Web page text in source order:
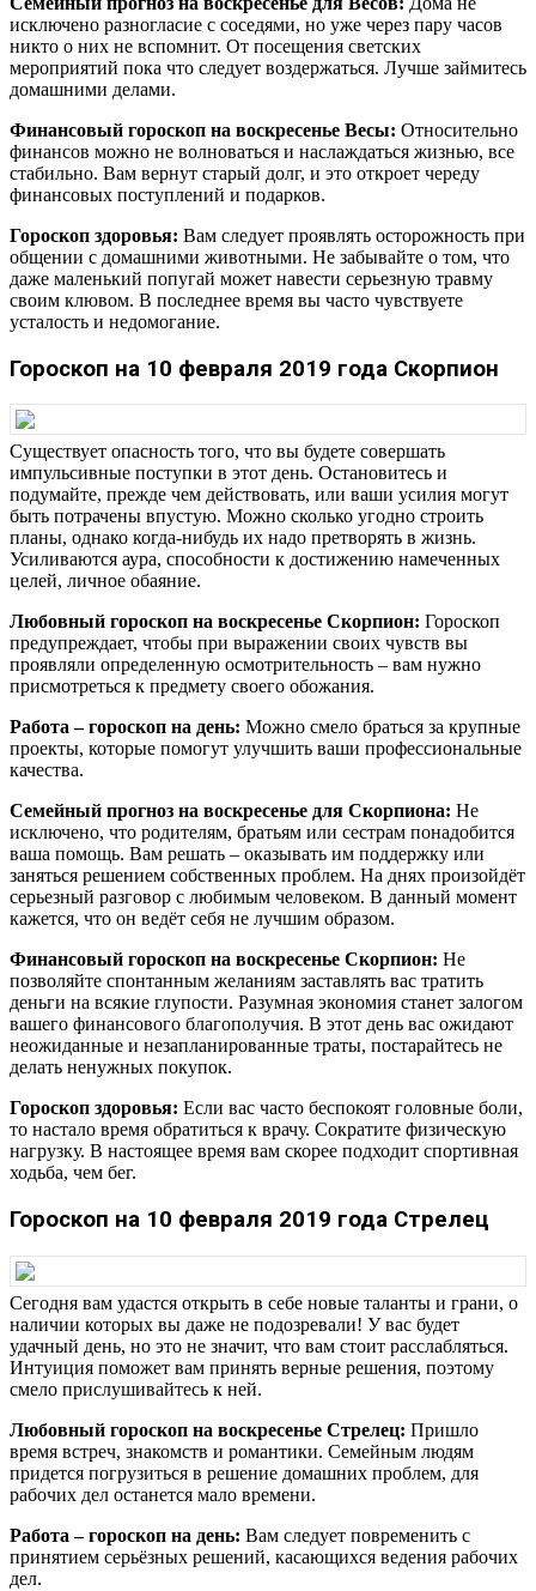
исключено разногласие с соседями, но уже через пару часов
никто о них не вспомнит. От посещения светских
мероприятий пока что следует воздержаться. Лучше займитесь
домашними делами.
Финансовый гороскоп на воскресенье Весы: Относительно
финансов можно не волноваться и наслаждаться жизнью, все
стабильно. Вам вернут старый долг, и это откроет череду
финансовых поступлений и подарков.
Гороскоп здоровья: Вам следует проявлять осторожность при
общении с домашними животными. Не забывайте о том, что
даже маленький попугай может навести серьезную травму
своим клювом. В последнее время вы часто чувствуете
усталость и недомогание.
Гороскоп на 10 февраля 2019 года Скорпион
Существует опасность того, что вы будете совершать
импульсивные поступки в этот день. Остановитесь и
подумайте, прежде чем действовать, или ваши усилия могут
быть потрачены впустую. Можно сколько угодно строить
планы, однако когда-нибудь их надо претворять в жизнь.
Усиливаются аура, способности к достижению намеченных
целей, личное обаяние.
Любовный гороскоп на воскресенье Скорпион: Гороскоп
предупреждает, чтобы при выражении своих чувств вы
проявляли определенную осмотрительность – вам нужно
присмотреться к предмету своего обожания.
Работа – гороскоп на день: Можно смело браться за крупные
проекты, которые помогут улучшить ваши профессиональные
качества.
Семейный прогноз на воскресенье для Скорпиона: Не
исключено, что родителям, братьям или сестрам понадобится
ваша помощь. Вам решать – оказывать им поддержку или
заняться решением собственных проблем. На днях произойдёт
серьезный разговор с любимым человеком. В данный момент
кажется, что он ведёт себя не лучшим образом.
Финансовый гороскоп на воскресенье Скорпион: Не
позволяйте спонтанным желаниям заставлять вас тратить
деньги на всякие глупости. Разумная экономия станет залогом
вашего финансового благополучия. В этот день вас ожидают
неожиданные и незапланированные траты, постарайтесь не
делать ненужных покупок.
Гороскоп здоровья: Если вас часто беспокоят головные боли,
то настало время обратиться к врачу. Сократите физическую
нагрузку. В настоящее время вам скорее подходит спортивная
ходьба, чем бег.
Гороскоп на 10 февраля 2019 года Стрелец
Сегодня вам удастся открыть в себе новые таланты и грани, о
наличии которых вы даже не подозревали! У вас будет
удачный день, но это не значит, что вам стоит расслабляться.
Интуиция поможет вам принять верные решения, поэтому
смело прислушивайтесь к ней.
Любовный гороскоп на воскресенье Стрелец: Пришло
время встреч, знакомств и романтики. Семейным людям
придется погрузиться в решение домашних проблем, для
рабочих дел останется мало времени.
Работа – гороскоп на день: Вам следует повременить с
принятием серьёзных решений, касающихся ведения рабочих
дел.